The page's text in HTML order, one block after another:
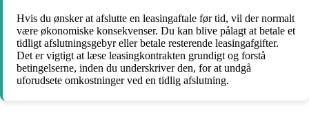
Hvis du ønsker at afslutte en leasingaftale før tid, vil der normalt
være økonomiske konsekvenser. Du kan blive pålagt at betale et
tidligt afslutningsgebyr eller betale resterende leasingafgifter.
Det er vigtigt at læse leasingkontrakten grundigt og forstå
betingelserne, inden du underskriver den, for at undgå
uforudsete omkostninger ved en tidlig afslutning.